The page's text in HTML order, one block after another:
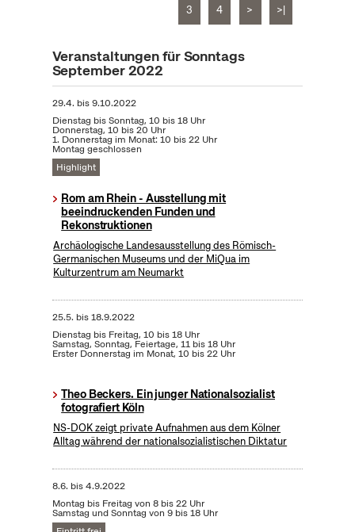
3 4 > >|
Veranstaltungen für Sonntags
September 2022
29.4. bis9.10.2022
Dienstag bis Sonntag, 10 bis 18 Uhr
Donnerstag, 10 bis 20 Uhr
1. Donnerstag im Monat: 10 bis 22 Uhr
Montag geschlossen
Highlight
Rom am Rhein - Ausstellung mit
beeindruckenden Funden und
Rekonstruktionen
Archäologische Landesausstellung des Römisch-
Germanischen Museums und der MiQua im
Kulturzentrum am Neumarkt
25.5. bis18.9.2022
Dienstag bis Freitag, 10 bis 18 Uhr
Samstag, Sonntag, Feiertage, 11 bis 18 Uhr
Erster Donnerstag im Monat, 10 bis 22 Uhr
Theo Beckers. Ein junger Nationalsozialist
fotografiert Köln
NS-DOK zeigt private Aufnahmen aus dem Kölner
Alltag während der nationalsozialistischen Diktatur
8.6. bis4.9.2022
Montag bis Freitag von 8 bis 22 Uhr
Samstag und Sonntag von 9 bis 18 Uhr